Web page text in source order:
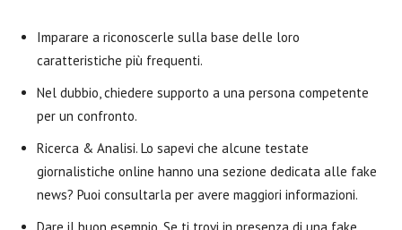
Imparare a riconoscerle sulla base delle loro
caratteristiche più frequenti.
Nel dubbio, chiedere supporto a una persona competente
per un confronto.
Ricerca & Analisi. Lo sapevi che alcune testate
giornalistiche online hanno una sezione dedicata alle fake
news? Puoi consultarla per avere maggiori informazioni.